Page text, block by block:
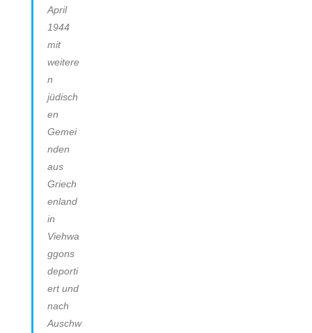
April
1944
mit
weitere
n
jüdisch
en
Gemei
nden
aus
Griech
enland
in
Viehwa
ggons
deporti
ert und
nach
Auschw